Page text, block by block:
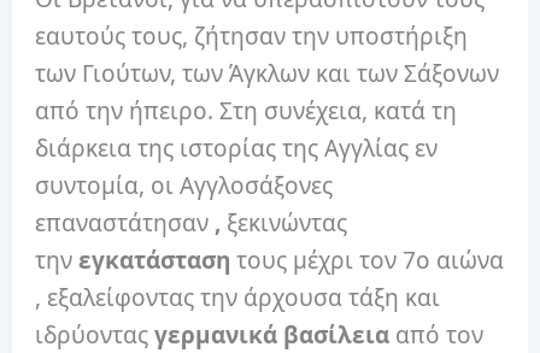
εαυτούς τους, ζήτησαν την υποστήριξη
των Γιούτων, των Άγκλων και των Σάξονων
από την ήπειρο. Στη συνέχεια, κατά τη
διάρκεια της ιστορίας της Αγγλίας εν
συντομία, οι Αγγλοσάξονες
επαναστάτησαν , ξεκινώντας
τηνεγκατάσταση τους μέχρι τον 7ο αιώνα
, εξαλείφοντας την άρχουσα τάξη και
ιδρύονταςγερμανικά βασίλεια από τον